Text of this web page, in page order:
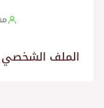
الملف الشخصي